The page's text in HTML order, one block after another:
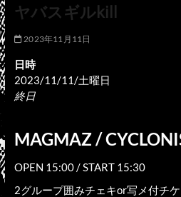
ヤバスギルkill
2023年11月11日
日時
2023/11/11/土曜日
終日
MAGMAZ /
OPEN 15:00 / START 15:30
2グループ囲みチェキor写メ付チ